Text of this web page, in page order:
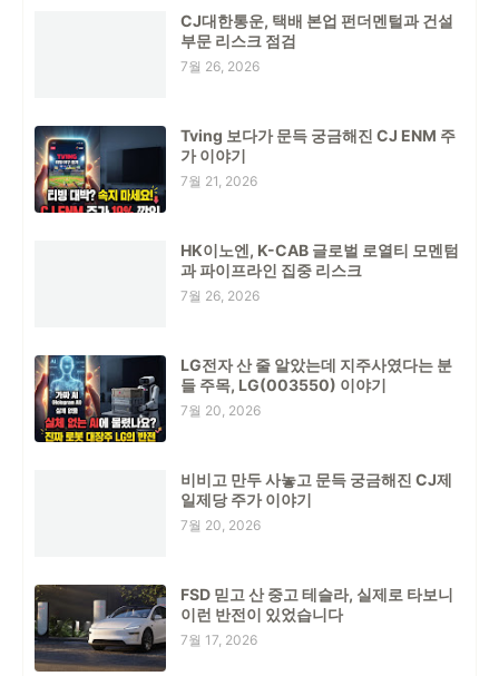
CJ대한통운, 택배 본업 펀더멘털과 건설
부문 리스크 점검
7월 26, 2026
Tving 보다가 문득 궁금해진 CJ ENM 주
가 이야기
7월 21, 2026
HK이노엔, K-CAB 글로벌 로열티 모멘텀
과 파이프라인 집중 리스크
7월 26, 2026
LG전자 산 줄 알았는데 지주사였다는 분
들 주목, LG(003550) 이야기
7월 20, 2026
비비고 만두 사놓고 문득 궁금해진 CJ제
일제당 주가 이야기
7월 20, 2026
FSD 믿고 산 중고 테슬라, 실제로 타보니
이런 반전이 있었습니다
7월 17, 2026